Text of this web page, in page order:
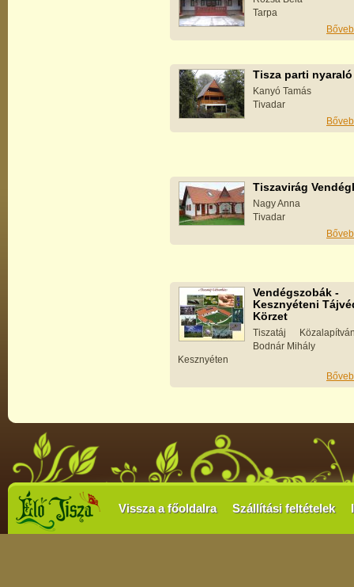
Tarpa
Tisza parti nyaraló
Kanyó Tamás
Tivadar
Tiszavirág
Nagy Anna
Tivadar
Vendégszobák -
Kesznyéteni
Körzet
Tiszatáj
Bodnár Mihály
Kesznyéten
Vissza a főoldalra Szállítási feltételek